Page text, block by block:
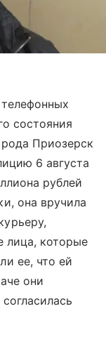
состояния
Приозерск
6 августа
рублей
она вручила
лица, которые
ее, что ей
они